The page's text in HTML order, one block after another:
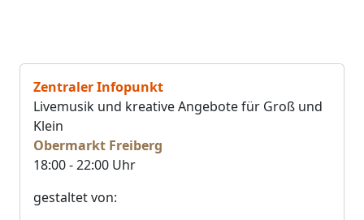
Zentraler Infopunkt
Livemusik und kreative Angebote für Groß und
Klein
Obermarkt Freiberg
18:00 - 22:00 Uhr
gestaltet von: